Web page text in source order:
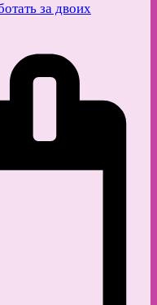
за двоих